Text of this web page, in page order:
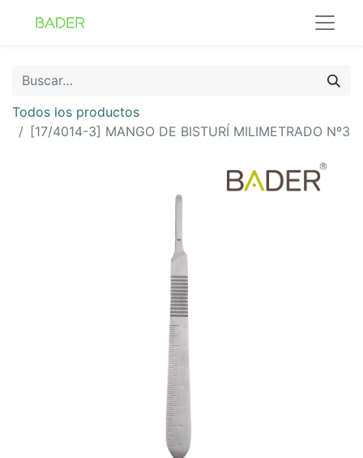
Todos los productos
[17/4014-3] MANGO DE BISTURÍ MILIMETRADO Nº3